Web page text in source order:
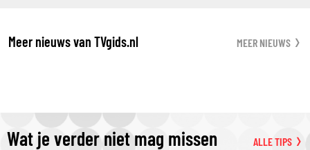
Meer nieuws van TVgids.nl MEER NIEUWS
Wat je verder niet mag missen ALLE TIPS